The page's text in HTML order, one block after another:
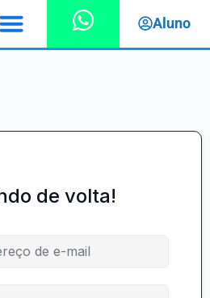
Aluno
de volta!